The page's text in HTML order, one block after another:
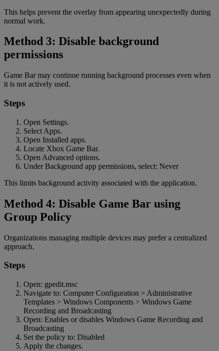
This helps prevent the overlay from appearing unexpectedly during
normal work.
Method 3: Disable background
permissions
Game Bar may continue running background processes even when
it is not actively used.
Steps
Open Settings.
Select Apps.
Open Installed apps.
Locate Xbox Game Bar.
Open Advanced options.
Under Background app permissions, select: Never
This limits background activity associated with the application.
Method 4: Disable Game Bar using
Group Policy
Organizations managing multiple devices may prefer a centralized
approach.
Steps
Open: gpedit.msc
Navigate to: Computer Configuration > Administrative
Templates > Windows Components > Windows Game
Recording and Broadcasting
Open: Enables or disables Windows Game Recording and
Broadcasting
Set the policy to: Disabled
Apply the changes.